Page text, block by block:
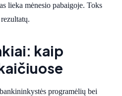
lieka mėnesio pabaigoje. Toks
kaip
programėlių bei